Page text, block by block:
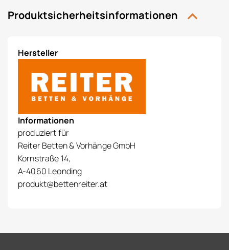
Produktsicherheitsinformationen
Hersteller
Informationen
produziert für
Reiter Betten & Vorhänge GmbH
Kornstraße 14,
A-4060 Leonding
produkt@bettenreiter.at